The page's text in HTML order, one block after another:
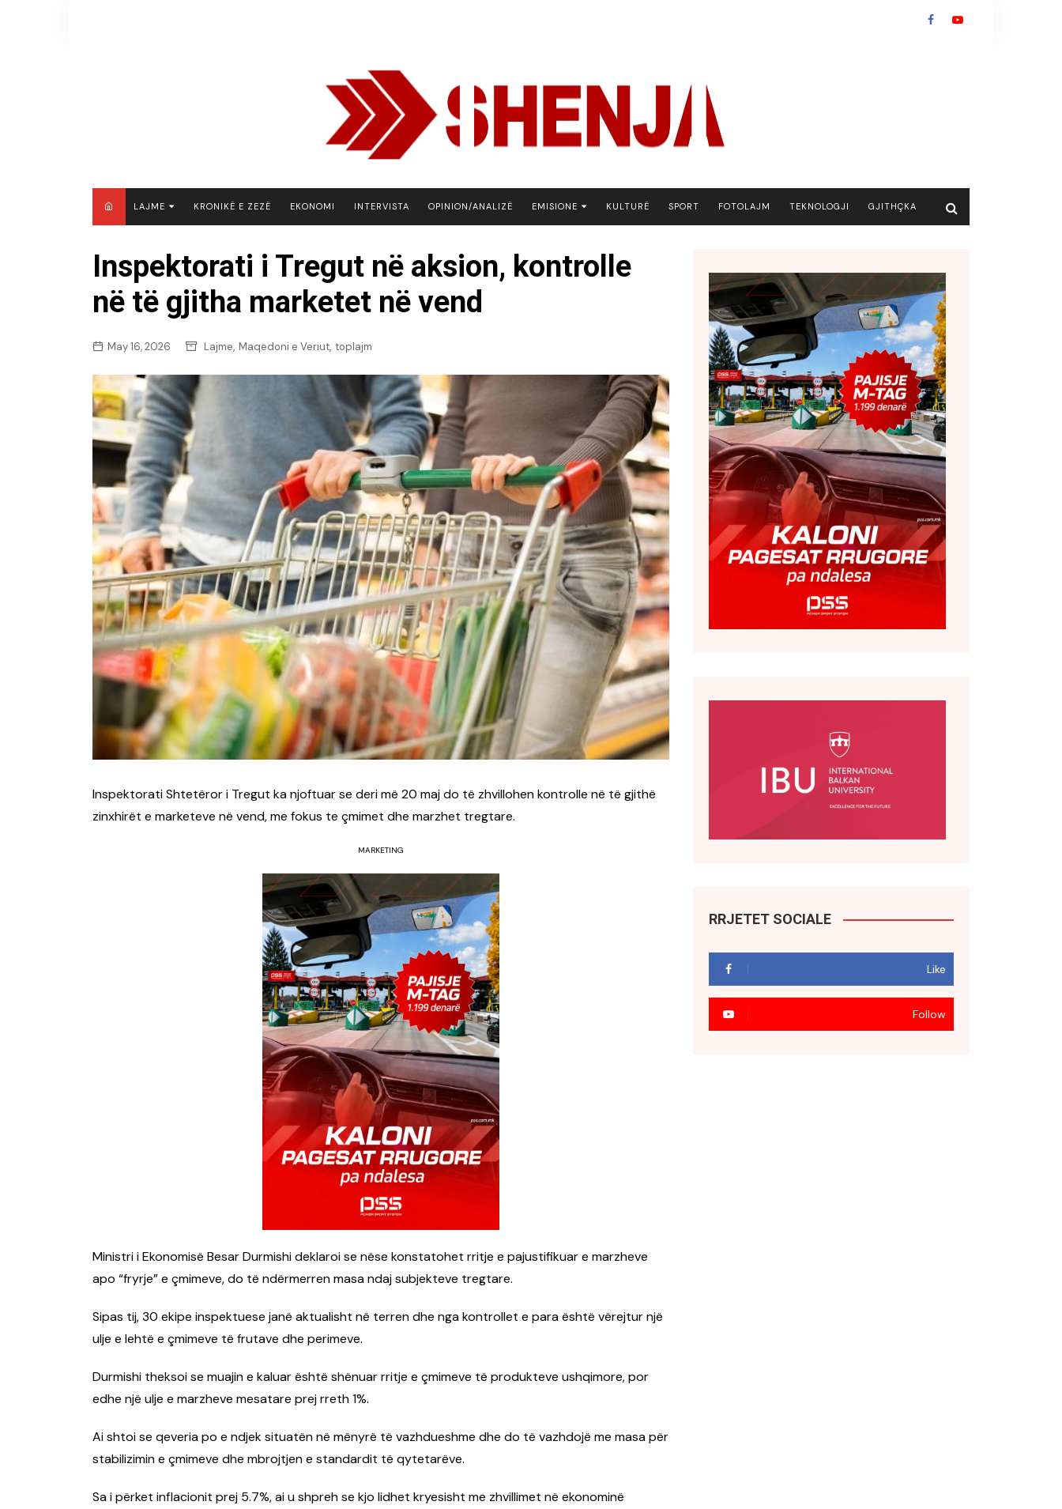
LAJME
KOSOVË
SHQIPËRI
RAJON
BOTË
KRONIKË E ZEZË EKONOMI INTERVISTA OPINION/ANALIZË EMISIONE
BOTA NE FOKUS
INTERVISTA EMISION
KONAKU
KU E KISHIM FJALEN
LIGJERATE FETARE
PARADITE ME NE
PIKËPAMJE
RECETA E DITES
RELAKS
RETRO JAVORE
KULTURË SPORT FOTOLAJM TEKNOLOGJI GJITHÇKA
Inspektorati i Tregut në aksion, kontrolle
në të gjitha marketet në vend
May 16, 2026 Lajme, Maqedoni e Veriut, toplajm
Inspektorati Shtetëror i Tregut ka njoftuar se deri më 20 maj do të zhvillohen kontrolle në të gjithë
zinxhirët e marketeve në vend, me fokus te çmimet dhe marzhet tregtare.
MARKETING
Ministri i Ekonomisë Besar Durmishideklaroi se nëse konstatohet rritje e pajustifikuar e marzheve
apo “fryrje” e çmimeve, do të ndërmerren masa ndaj subjekteve tregtare.
Sipas tij, 30 ekipe inspektuese janë aktualisht në terren dhe nga kontrollet e para është vërejtur një
ulje e lehtë e çmimeve të frutave dhe perimeve.
Durmishi theksoi se muajin e kaluar është shënuar rritje e çmimeve të produkteve ushqimore, por
edhe një ulje e marzheve mesatare prej rreth 1%.
Ai shtoi se qeveria po e ndjek situatën në mënyrë të vazhdueshme dhe do të vazhdojë me masa për
stabilizimin e çmimeve dhe mbrojtjen e standardit të qytetarëve.
Sa i përket inflacionit prej 5.7%, ai u shpreh se kjo lidhet kryesisht me zhvillimet në ekonominë
RRJETET SOCIALE
Like
Follow